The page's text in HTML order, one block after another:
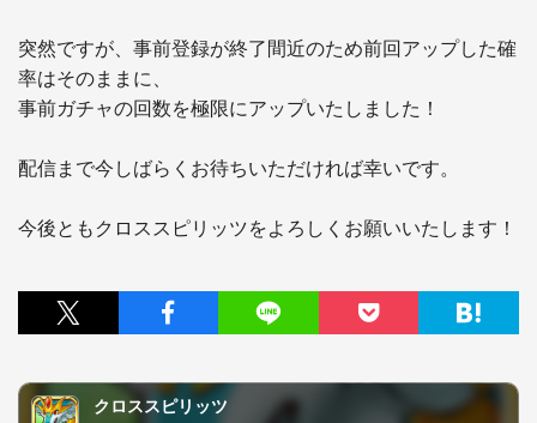
突然ですが、事前登録が終了間近のため前回アップした確
率はそのままに、
事前ガチャの回数を極限にアップいたしました！
配信まで今しばらくお待ちいただければ幸いです。
今後ともクロススピリッツをよろしくお願いいたします！
クロススピリッツ